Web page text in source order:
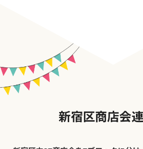
新宿区商店会